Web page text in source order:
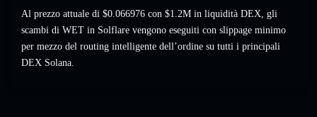
Al prezzo attuale di $0.066976 con $1.2M in liquidità DEX, gli
scambi di WET in Solflare vengono eseguiti con slippage minimo
per mezzo del routing intelligente dell’ordine su tutti i principali
DEX Solana.